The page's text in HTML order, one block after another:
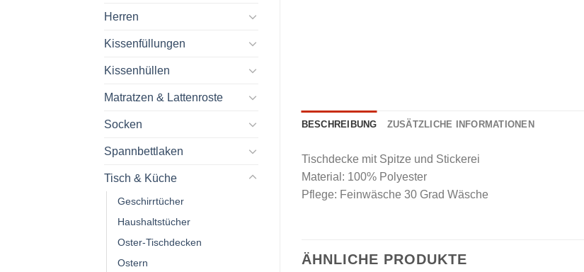
Herren
Kissenfüllungen
Kissenhüllen
Matratzen & Lattenroste
Socken
Spannbettlaken
Tisch & Küche
Geschirrtücher
Haushaltstücher
Oster-Tischdecken
Ostern
BESCHREIBUNG ZUSÄTZLICHE INFORMATIONEN
Tischdecke mit Spitze und Stickerei
Material: 100% Polyester
Pflege: Feinwäsche 30 Grad Wäsche
ÄHNLICHE PRODUKTE